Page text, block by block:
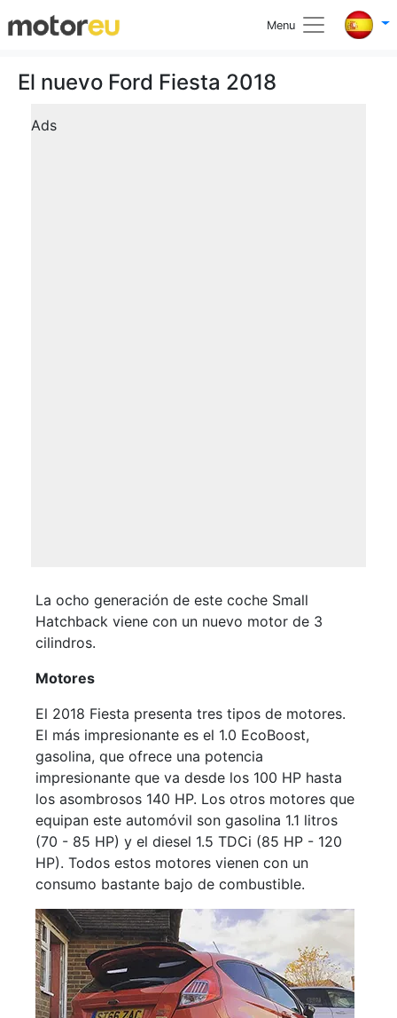
Menu
El nuevo Ford Fiesta 2018
Ads
La ocho generación de este coche Small
Hatchback viene con un nuevo motor de 3
cilindros.
Motores
El 2018 Fiesta presenta tres tipos de motores.
El más impresionante es el 1.0 EcoBoost,
gasolina, que ofrece una potencia
impresionante que va desde los 100 HP hasta
los asombrosos 140 HP. Los otros motores que
equipan este automóvil son gasolina 1.1 litros
(70 - 85 HP) y el diesel 1.5 TDCi (85 HP - 120
HP). Todos estos motores vienen con un
consumo bastante bajo de combustible.